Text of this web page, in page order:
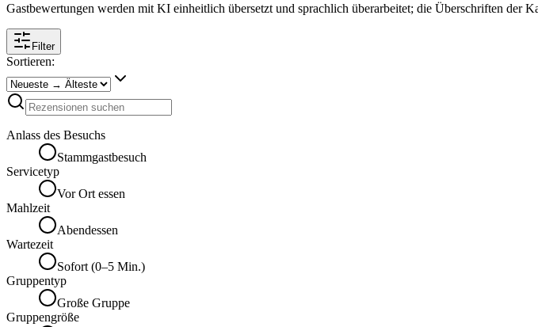
Gastbewertungen werden mit KI einheitlich übersetzt und sprachlich überarbeitet; die Überschriften der
Filter
Sortieren:
Anlass des Besuchs
Stammgastbesuch
Servicetyp
Vor Ort essen
Mahlzeit
Abendessen
Wartezeit
Sofort (0–5 Min.)
Gruppentyp
Große Gruppe
Gruppengröße